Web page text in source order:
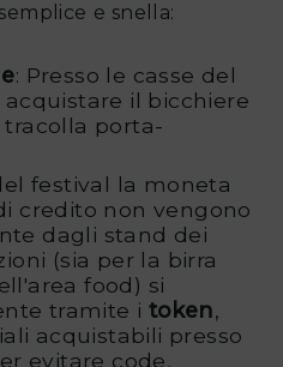
e snella:
: Presso le casse del
il bicchiere
porta-
festival la moneta
credito non vengono
dagli stand dei
(sia per la birra
food) si
tramite i token,
acquistabili presso
evitare code,